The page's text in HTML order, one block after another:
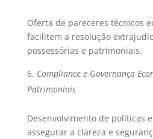
Oferta de pareceres técnicos
facilitem a resolução
possessórias e patrimoniais.
Compliance e Governança
Patrimoniais
Desenvolvimento de políticas
assegurar a clareza e